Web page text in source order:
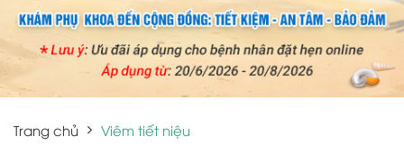
Trang chủ Viêm tiết niệu